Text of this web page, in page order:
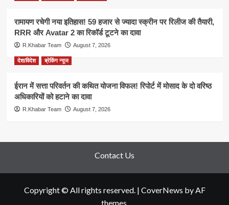
रामायण रचेगी नया इतिहास! 59 हजार से ज्यादा स्क्रीन पर रिलीज की तैयारी,
RRR और Avatar 2 का रिकॉर्ड टूटने का दावा
R.Khabar Team August 7, 2026
देश/विदेश ब्रेकिंग न्यूज
ईरान में सत्ता परिवर्तन की कथित योजना विफल! रिपोर्ट में मोसाद के दो वरिष्ठ
अधिकारियों को हटाने का दावा
R.Khabar Team August 7, 2026
Contact Us
Copyright © All rights reserved. | CoverNews by AF
themes.